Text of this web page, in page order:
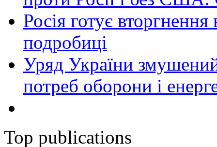
Росія готує вторгнення
подробиці
Уряд України
потреб оборони і
Top publications